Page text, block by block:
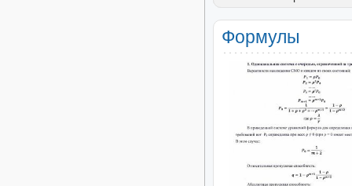
Формулы